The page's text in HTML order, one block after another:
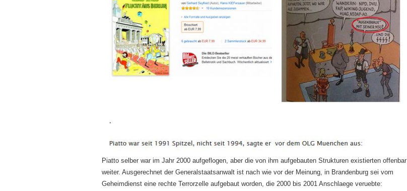
Piatto selber war im Jahr 2000 aufgeflogen, aber die von ihm aufgebauten Strukturen existierten offenbar
weiter. Ausgerechnet der Generalstaatsanwalt ist nach wie vor der Meinung, in Brandenburg sei vom
Geheimdienst eine rechte Terrorzelle aufgebaut worden, die 2000 bis 2001 Anschlaege veruebte: